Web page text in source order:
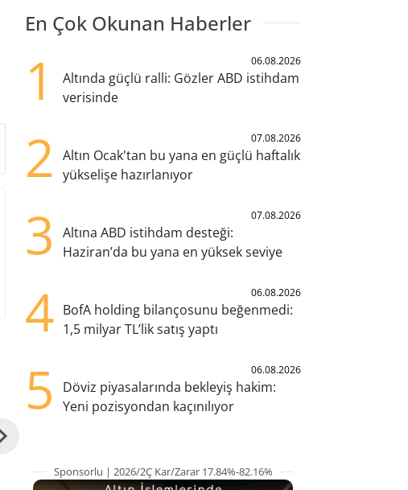
En Çok Okunan Haberler
1 06.08.2026
Altında güçlü ralli: Gözler ABD istihdam
verisinde
2 07.08.2026
Altın Ocak'tan bu yana en güçlü haftalık
yükselişe hazırlanıyor
3 07.08.2026
Altına ABD istihdam desteği:
Haziran’da bu yana en yüksek seviye
4 06.08.2026
BofA holding bilançosunu beğenmedi:
1,5 milyar TL’lik satış yaptı
5 06.08.2026
Döviz piyasalarında bekleyiş hakim:
Yeni pozisyondan kaçınılıyor
Sponsorlu | 2026/2Ç Kar/Zarar 17.84%-82.16%